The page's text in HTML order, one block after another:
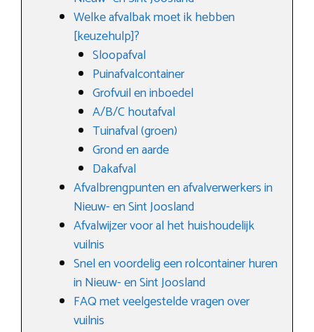
Welke afvalbak moet ik hebben
[keuzehulp]?
Sloopafval
Puinafvalcontainer
Grofvuil en inboedel
A/B/C houtafval
Tuinafval (groen)
Grond en aarde
Dakafval
Afvalbrengpunten en afvalverwerkers in
Nieuw- en Sint Joosland
Afvalwijzer voor al het huishoudelijk
vuilnis
Snel en voordelig een rolcontainer huren
in Nieuw- en Sint Joosland
FAQ met veelgestelde vragen over
vuilnis